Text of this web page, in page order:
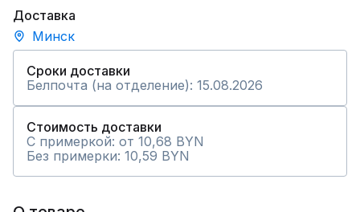
Доставка
Минск
Сроки доставки
Белпочта (на отделение): 15.08.2026
Стоимость доставки
С примеркой: от 10,68 BYN
Без примерки: 10,59 BYN